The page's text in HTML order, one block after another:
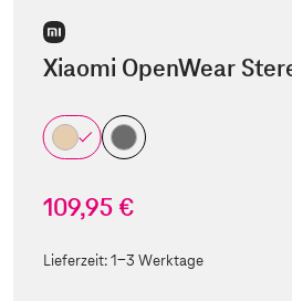
Xiaomi OpenWear
109,95 €
Lieferzeit:1-3 Werktage